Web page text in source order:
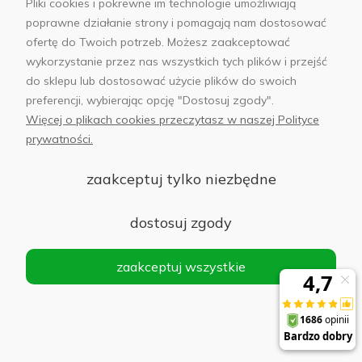
regularna:
149,00 zł
Najniższa
cena z 30
dni przed
obniżką:
119,00 zł
PanzerGlass Max Ultra - ekran smartfona
118,30 zł
Cena
Pliki cookies i pokrewne im technologie umożliwiają
poprawne działanie strony i pomagają nam dostosować
ofertę do Twoich potrzeb. Możesz zaakceptować
wykorzystanie przez nas wszystkich tych plików i przejść
do sklepu lub dostosować użycie plików do swoich
preferencji, wybierając opcję "Dostosuj zgody".
Więcej o plikach cookies przeczytasz w naszej Polityce
prywatności.
zaakceptuj tylko niezbędne
dostosuj zgody
zaakceptuj wszystkie